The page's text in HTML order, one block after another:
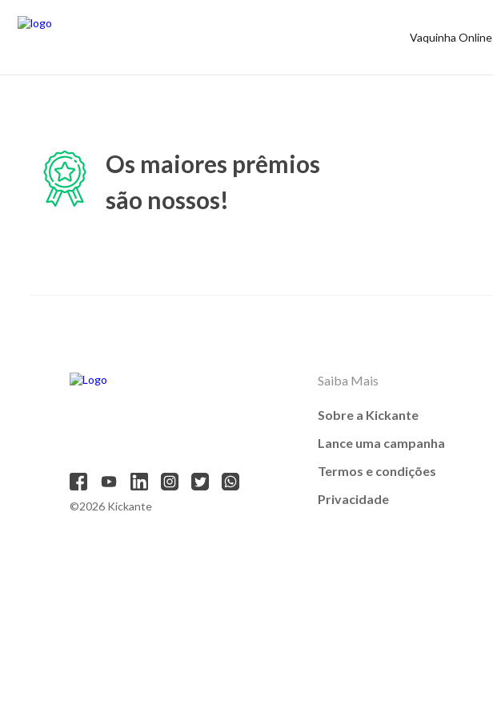
Vaquinha Online
Os maiores prêmios
são nossos!
©2026 Kickante
Saiba Mais
Sobre a Kickante
Lance uma campanha
Termos e condições
Privacidade